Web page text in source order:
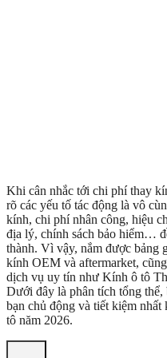
Khi cân nhắc tới chi phí thay
rõ các yếu tố tác động là vô
kính, chi phí nhân công, hiệu
địa lý, chính sách bảo hiểm…
thành. Vì vậy, nắm được bảng
kính OEM và aftermarket,
dịch vụ uy tín như Kính ô tô
Dưới đây là phân tích tổng
bạn chủ động và tiết kiệm
tô năm 2026.